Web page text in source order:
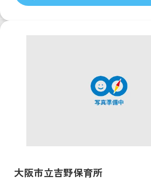
大阪市立吉野保育所